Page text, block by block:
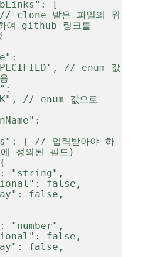
받은 파일의 위
여 github 링크를
// enum 값
// enum 값으로
// 입력받아야 하
정의된 필드)
false,
false,
false,
false,